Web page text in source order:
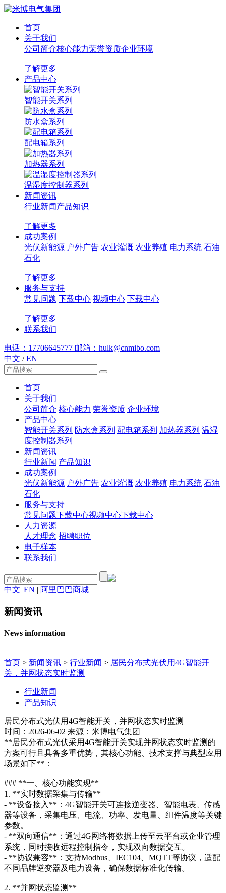
首页
关于我们
公司简介核心能力荣誉资质企业环境
了解更多
产品中心
智能开关系列
防水盒系列
配电箱系列
加热器系列
温湿度控制器系列
新闻资讯
行业新闻产品知识
了解更多
成功案例
光伏新能源 户外广告 农业灌溉 农业养殖 电力系统 石油
石化
了解更多
服务与支持
常见问题 下载中心 视频中心 下载中心
了解更多
联系我们
电话：17706645777 邮箱：hulk@cnmibo.com
中文 / EN
首页
关于我们
公司简介 核心能力 荣誉资质 企业环境
产品中心
智能开关系列 防水盒系列 配电箱系列 加热器系列 温湿
度控制器系列
新闻资讯
行业新闻 产品知识
成功案例
光伏新能源 户外广告 农业灌溉 农业养殖 电力系统 石油
石化
服务与支持
常见问题下载中心视频中心下载中心
人力资源
人才理念 招聘职位
电子样本
联系我们
中文| EN | 阿里巴巴商城
新闻资讯
News information
首页 > 新闻资讯 > 行业新闻 > 居民分布式光伏用4G智能开
关，并网状态实时监测
行业新闻
产品知识
居民分布式光伏用4G智能开关，并网状态实时监测
时间：2026-06-02 来源：米博电气集团
**居民分布式光伏采用4G智能开关实现并网状态实时监测的
方案可行且具备多重优势，其核心功能、技术支撑与典型应用
场景如下**：
### **一、核心功能实现**
1. **实时数据采集与传输**
- **设备接入**：4G智能开关可连接逆变器、智能电表、传感
器等设备，采集电压、电流、功率、发电量、组件温度等关键
参数。
- **双向通信**：通过4G网络将数据上传至云平台或企业管理
系统，同时接收远程控制指令，实现双向数据交互。
- **协议兼容**：支持Modbus、IEC104、MQTT等协议，适配
不同品牌逆变器及电力设备，确保数据标准化传输。
2. **并网状态监测**